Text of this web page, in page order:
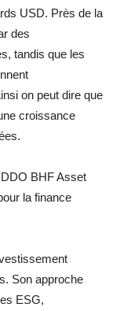
USD. Près de la
des
tandis que les
on peut dire que
croissance
BHF Asset
la finance
Son approche
ESG,